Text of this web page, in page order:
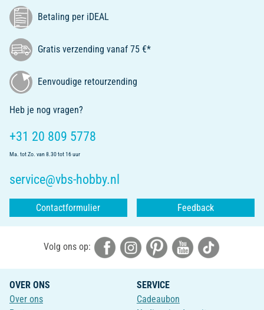
Betaling per iDEAL
Gratis verzending vanaf 75 €*
Eenvoudige retourzending
Heb je nog vragen?
+31 20 809 5778
Ma. tot Zo. van 8.30 tot 16 uur
service@vbs-hobby.nl
Contactformulier Feedback
Volg ons op:
OVER ONS
Over ons
SERVICE
Cadeaubon